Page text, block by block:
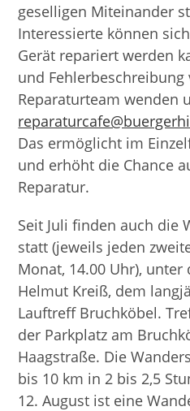
geselligen Miteinander
Interessierte können
Gerät repariert werden
und
Reparaturteam wenden
Das ermöglicht im
und erhöht die Chance
Reparatur.
Seit Juli finden auch die
statt (jeweils jeden
Monat, 14.00 Uhr), unter
Helmut Kreiß, dem
Lauftreff Bruchköbel.
der Parkplatz am
Haagstraße. Die
bis 10 km in 2 bis 2,5
12. August ist eine